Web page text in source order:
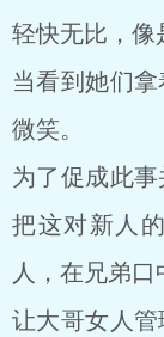
轻快无比，像
当看到她们
微笑。
为了促成此
把这对新人
人，在兄弟口
让大哥女人